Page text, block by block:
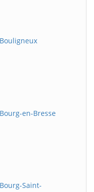
en-Bresse
Saint-